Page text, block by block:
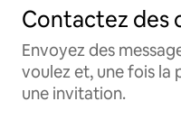
Contactez des
Envoyez des
voulez et, une fois la
une invitation.